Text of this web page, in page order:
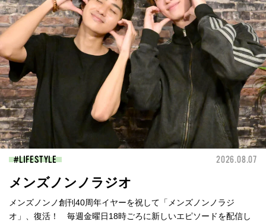
LIFESTYLE 2026.08.07
メンズノンノラジオ
メンズノンノ創刊40周年イヤーを祝して「メンズノンノラジ
オ」、復活！ 毎週金曜日18時ごろに新しいエピソードを配信し